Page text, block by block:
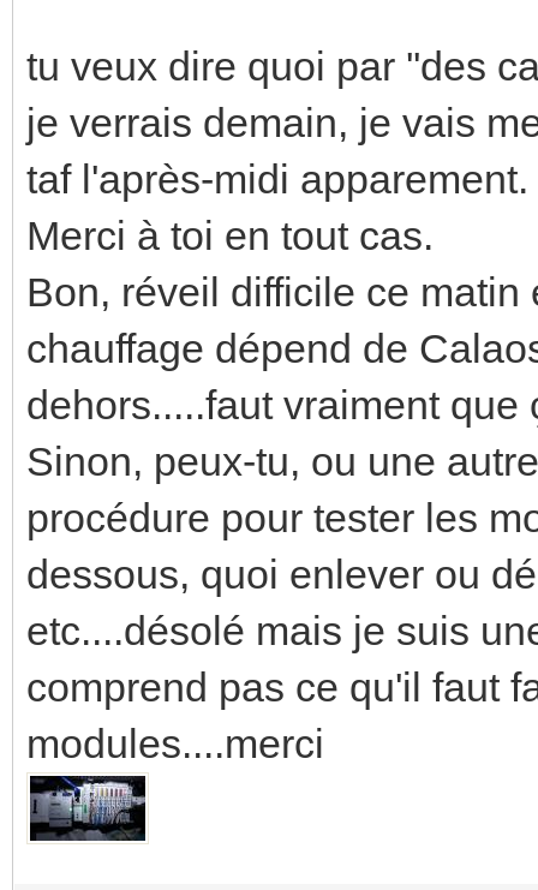
tu veux dire quoi par ''des
je verrais demain, je vais
taf l'après-midi apparement.
Merci à toi en tout cas.
Bon, réveil difficile ce
chauffage dépend de
dehors.....faut vraiment que
Sinon, peux-tu, ou une
procédure pour tester les
dessous, quoi enlever ou
etc....désolé mais je suis
comprend pas ce qu'il faut
modules....merci